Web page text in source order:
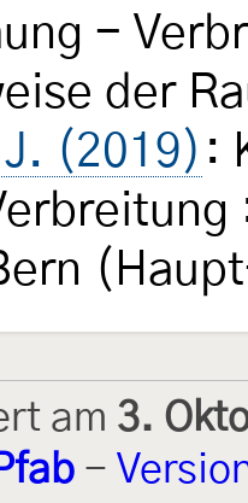
-
der
(2019) :
am 3.
-